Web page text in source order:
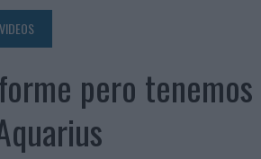
ESTRATEGIA DIGITAL DE LAS MARCAS
EN SOUVENIRS CON IA
EL ECLIPSE DE 2026 PONDRÁ A PRUEBA LA CREATIVIDAD
PARA MÁLAGA CF
VIDEOS
pero